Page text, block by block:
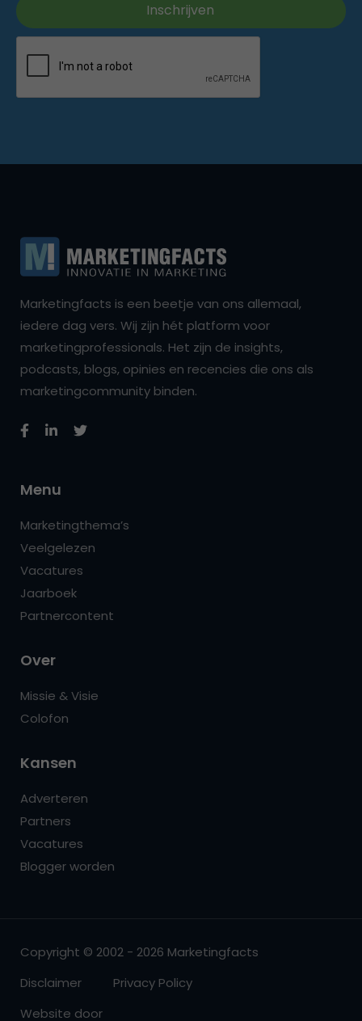
Marketingfacts is een beetje van ons allemaal,
iedere dag vers. Wij zijn hét platform voor
marketingprofessionals. Het zijn de insights,
podcasts, blogs, opinies en recencies die ons als
marketingcommunity binden.
Menu
Marketingthema’s
Veelgelezen
Vacatures
Jaarboek
Partnercontent
Over
Missie & Visie
Colofon
Kansen
Adverteren
Partners
Vacatures
Blogger worden
Copyright © 2002 - 2026 Marketingfacts
Disclaimer
Privacy Policy
Website door